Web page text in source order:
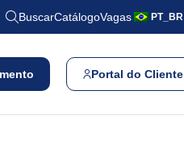
BuscarCatálogoVagas PT_BR
Portal do Cliente